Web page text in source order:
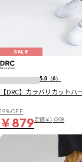
SALE
5.0 （6）
【DRC】カラバリカットハ
19％OFF
￥879定価￥1,098